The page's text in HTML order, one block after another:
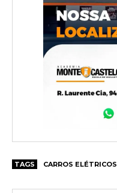
TAGS CARROS ELÉTRICOS